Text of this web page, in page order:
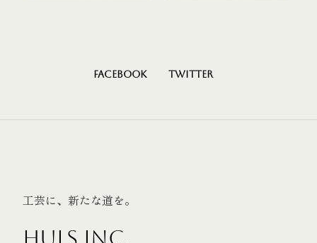
Facebook Twitter
工芸に、新たな道を。